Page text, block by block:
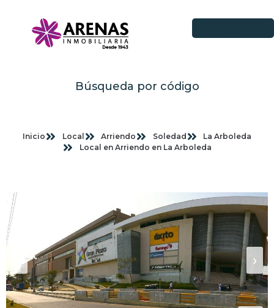
Búsqueda por código
Inicio Local Arriendo Soledad
La Arboleda
Local en Arriendo en La Arboleda
›